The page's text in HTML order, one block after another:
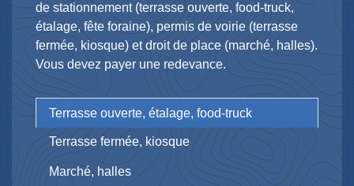
de stationnement (terrasse ouverte,food-truck,
étalage, fête foraine), permis de voirie (terrasse
fermée, kiosque) et droit de place (marché, halles).
Vous devez payer une redevance.
Terrasse ouverte, étalage, food-truck
Terrasse fermée, kiosque
Marché, halles